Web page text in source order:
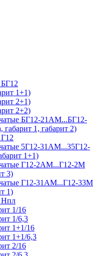
1+1)
2+1)
2+2)
БГ12-21АМ...БГ12-
1, габарит 2)
5Г12-31АМ...35Г12-
1+1)
Г12-2АМ...Г12-2М
3)
Г12-31АМ...Г12-33М
1)
Нпл
1/16
1/6,3
1+1/16
1+1/6,3
2/16